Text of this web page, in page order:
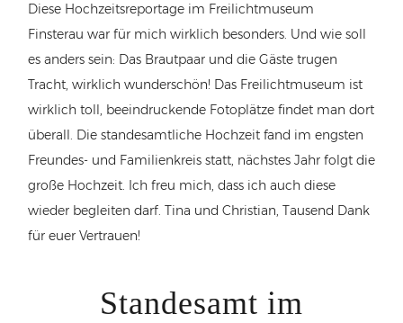
Diese Hochzeitsreportage im Freilichtmuseum
Finsterau war für mich wirklich besonders. Und wie soll
es anders sein: Das Brautpaar und die Gäste trugen
Tracht, wirklich wunderschön! Das Freilichtmuseum ist
wirklich toll, beeindruckende Fotoplätze findet man dort
überall. Die standesamtliche Hochzeit fand im engsten
Freundes- und Familienkreis statt, nächstes Jahr folgt die
große Hochzeit. Ich freu mich, dass ich auch diese
wieder begleiten darf. Tina und Christian, Tausend Dank
für euer Vertrauen!
Standesamt im